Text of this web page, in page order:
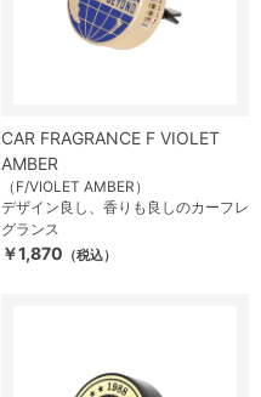
CAR FRAGRANCE F VIOLET
AMBER
（F/VIOLET AMBER）
デザイン良し、香りも良しのカーフレ
グランス
￥1,870 （税込）